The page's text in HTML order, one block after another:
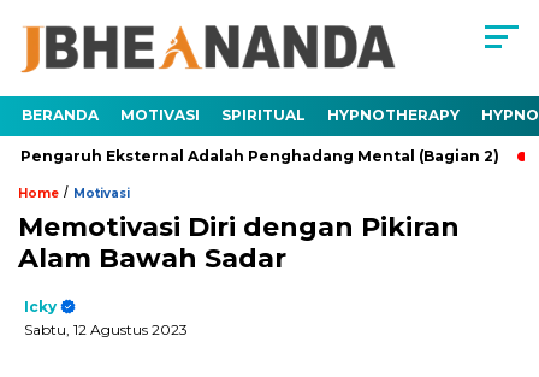
BERANDA MOTIVASI SPIRITUAL HYPNOTHERAPY
Eksternal Adalah Penghadang Mental (Bagian 2) Trauma
Home / Motivasi
Memotivasi Diri dengan Pikiran
Alam Bawah Sadar
Icky
Sabtu, 12 Agustus 2023